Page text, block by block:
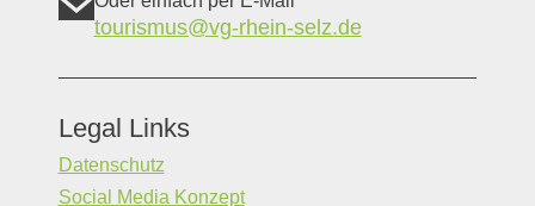
tourismus@vg-rhein-selz.de
Legal Links
Datenschutz
Social Media Konzept